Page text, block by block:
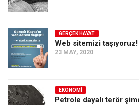
GERÇEK HAYAT
Web sitemizi taşıyoruz!
23 MAY, 2020
EKONOMI
Petrole dayalı terör